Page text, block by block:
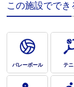
この施設ででき
バレーボール テニ